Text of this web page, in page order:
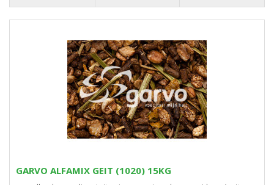
GARVO ALFAMIX GEIT (1020) 15KG